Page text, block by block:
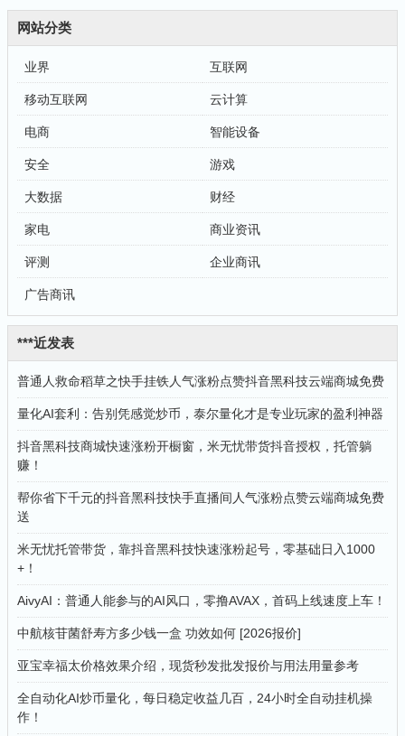
网站分类
业界 互联网
移动互联网 云计算
电商 智能设备
安全 游戏
大数据 财经
家电 商业资讯
评测 企业商讯
广告商讯
***近发表
普通人救命稻草之快手挂铁人气涨粉点赞抖音黑科技云端商城免费
量化AI套利：告别凭感觉炒币，泰尔量化才是专业玩家的盈利神器
抖音黑科技商城快速涨粉开橱窗，米无忧带货抖音授权，托管躺
赚！
帮你省下千元的抖音黑科技快手直播间人气涨粉点赞云端商城免费
送
米无忧托管带货，靠抖音黑科技快速涨粉起号，零基础日入1000
+！
AivyAI：普通人能参与的AI风口，零撸AVAX，首码上线速度上车！
中航核苷菌舒寿方多少钱一盒 功效如何 [2026报价]
亚宝幸福太价格效果介绍，现货秒发批发报价与用法用量参考
全自动化AI炒币量化，每日稳定收益几百，24小时全自动挂机操
作！